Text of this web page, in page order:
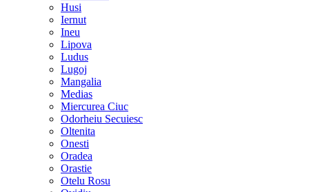
Husi
Iernut
Ineu
Lipova
Ludus
Lugoj
Mangalia
Medias
Miercurea Ciuc
Odorheiu Secuiesc
Oltenita
Onesti
Oradea
Orastie
Otelu Rosu